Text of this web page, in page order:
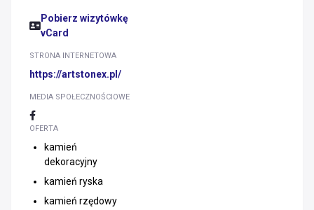
Pobierz wizytówkę
vCard
STRONA INTERNETOWA
https://artstonex.pl/
MEDIA SPOŁECZNOŚCIOWE
OFERTA
kamień
dekoracyjny
kamień ryska
kamień rzędowy